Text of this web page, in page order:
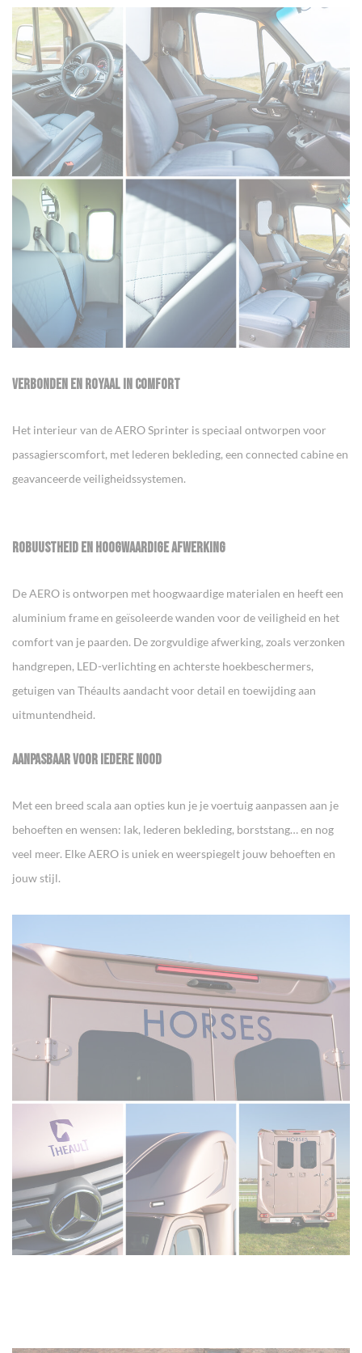
VERBONDEN EN ROYAAL IN COMFORT
Het interieur van de AERO Sprinter is speciaal ontworpen voor
passagierscomfort, met lederen bekleding, een connected cabine en
geavanceerde veiligheidssystemen.
ROBUUSTHEID EN HOOGWAARDIGE AFWERKING
De AERO is ontworpen met hoogwaardige materialen en heeft een
aluminium frame en geïsoleerde wanden voor de veiligheid en het
comfort van je paarden. De zorgvuldige afwerking, zoals verzonken
handgrepen, LED-verlichting en achterste hoekbeschermers,
getuigen van Théaults aandacht voor detail en toewijding aan
uitmuntendheid.
AANPASBAAR VOOR IEDERE NOOD
Met een breed scala aan opties kun je je voertuig aanpassen aan je
behoeften en wensen: lak, lederen bekleding, borststang… en nog
veel meer. Elke AERO is uniek en weerspiegelt jouw behoeften en
jouw stijl.
Cookies beheer paneel